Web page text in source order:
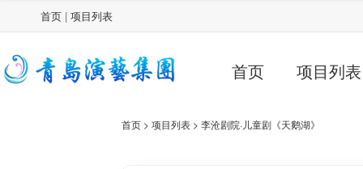
首页 | 项目列表
首页 项目列表
首页 > 项目列表 > 李沧剧院·儿童剧《天鹅湖》